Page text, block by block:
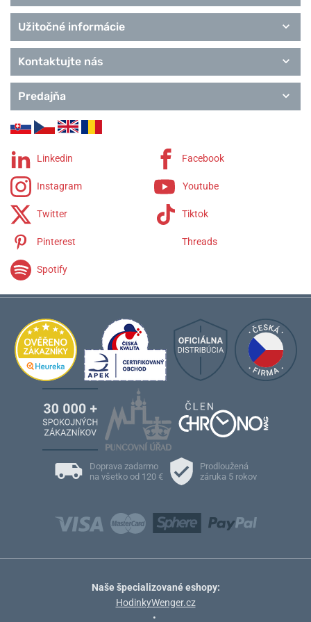
Užitočné informácie
Kontaktujte nás
Predajňa
Linkedin Facebook
Instagram Youtube
Twitter Tiktok
Pinterest Threads
Spotify
Doprava zadarmo
na všetko od 120 €
Prodloužená
záruka 5 rokov
Naše špecializované eshopy:
HodinkyWenger.cz
•